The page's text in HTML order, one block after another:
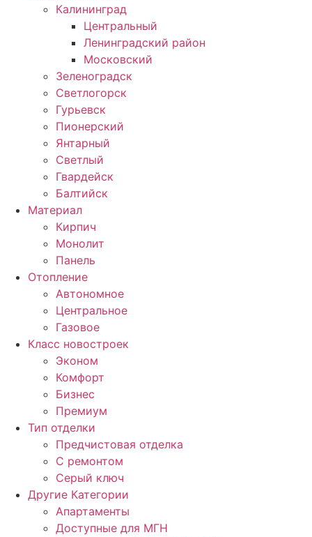
Калининград
Центральный
Ленинградский район
Московский
Зеленоградск
Светлогорск
Гурьевск
Пионерский
Янтарный
Светлый
Гвардейск
Балтийск
Материал
Кирпич
Монолит
Панель
Отопление
Автономное
Центральное
Газовое
Класс новостроек
Эконом
Комфорт
Бизнес
Премиум
Тип отделки
Предчистовая отделка
С ремонтом
Серый ключ
Другие Категории
Апартаменты
Доступные для МГН